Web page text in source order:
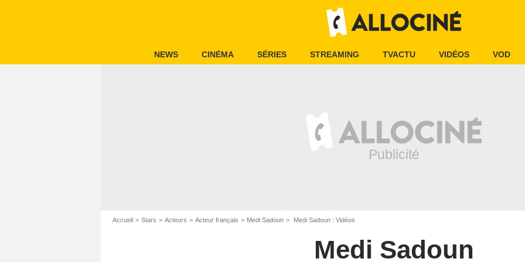
NEWS CINÉMA SÉRIES STREAMING TVACTU VIDÉOS VOD
Accueil Stars Acteurs Acteur français Medi Sadoun Medi Sadoun : Vidéos
Medi Sadoun